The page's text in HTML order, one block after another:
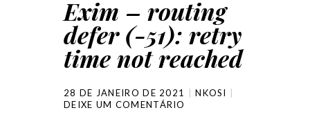
Exim – routing
defer (-51): retry
time not reached
28 DE JANEIRO DE 2021
NKOSI
DEIXE UM COMENTÁRIO